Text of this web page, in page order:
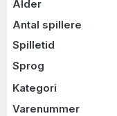
Alder
Antal spillere
Spilletid
Sprog
Kategori
Varenummer